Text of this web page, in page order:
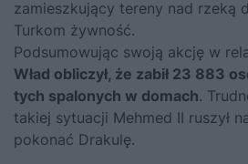
zamieszkujący tereny nad rzeką
Turkom żywność.
Podsumowując swoją akcję w
Wład obliczył, że zabił 23 883
tych spalonych w domach.
takiej sytuacji Mehmed II ruszył
pokonać Drakulę.